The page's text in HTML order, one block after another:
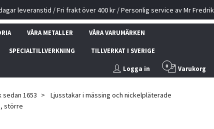
leveranstid / Fri frakt över 400 kr / Personlig service av Mr Fredrik
VÅRA METALLER VÅRA VARUMÄRKEN
SPECIALTILLVERKNING TILLVERKAT I SVERIGE
Logga in 0 Varukorg
1653
Ljusstakar i mässing och nickelpläterade
större